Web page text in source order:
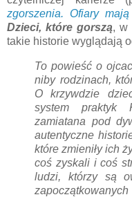
zgorszenia. Ofiary mają
Dzieci, które gorszą, w
takie historie wyglądają
To powieść o
niby rodzinach,
O krzywdzie
system praktyk
zamiatana pod
autentyczne
które zmieniły ich
coś zyskali i coś
ludzi, którzy są